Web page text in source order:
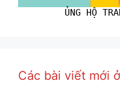
ỦNG HỘ
Các bài viết mới